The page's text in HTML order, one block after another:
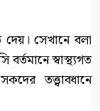
সেখানে বলা
স্বাস্থ্যগত
তত্ত্বাবধানে